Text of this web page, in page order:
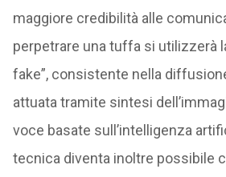
maggiore credibilità alle
perpetrare una tuffa si utilizzerà
fake”, consistente nella
attuata tramite sintesi
voce basate sull’intelligenza
tecnica diventa inoltre possibile